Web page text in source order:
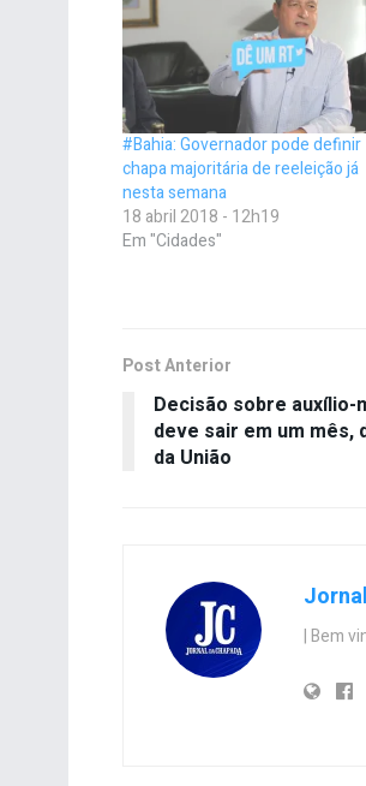
#Bahia: Governador pode definir
chapa majoritária de reeleição já
nesta semana
18 abril 2018 - 12h19
Em "Cidades"
Post Anterior
Decisão sobre auxílio-
deve sair em um mês,
da União
| Bem